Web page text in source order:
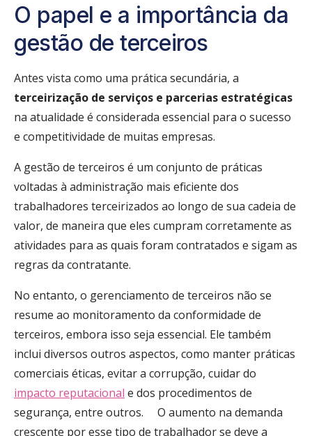
O papel e a importância da
gestão de terceiros
Antes vista como uma prática secundária, a
terceirização de serviços e parcerias estratégicas
na atualidade é considerada essencial para o sucesso
e competitividade de muitas empresas.
A gestão de terceiros é um conjunto de práticas
voltadas à administração mais eficiente dos
trabalhadores terceirizados ao longo de sua cadeia de
valor, de maneira que eles cumpram corretamente as
atividades para as quais foram contratados e sigam as
regras da contratante.
No entanto, o gerenciamento de terceiros não se
resume ao monitoramento da conformidade de
terceiros, embora isso seja essencial. Ele também
inclui diversos outros aspectos, como manter práticas
comerciais éticas, evitar a corrupção, cuidar do
impacto reputacional e dos procedimentos de
segurança, entre outros.
O aumento na demanda
crescente por esse tipo de trabalhador se deve a